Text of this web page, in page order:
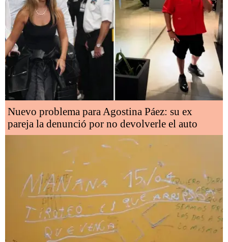
Nuevo problema para Agostina Páez: su ex
pareja la denunció por no devolverle el auto